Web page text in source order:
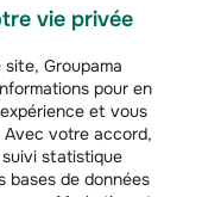
vie privée
Groupama
pour en
et vous
Avec votre accord,
statistique
bases de données